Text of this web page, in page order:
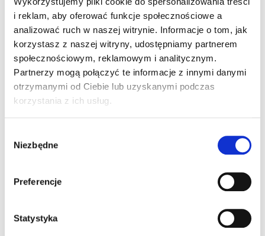
i reklam, aby oferować funkcje społecznościowe a
analizować ruch w naszej witrynie. Informacje o tom, jak
korzystasz z naszej witryny, udostępniamy partnerem
społecznościowym, reklamowym i analitycznym.
Partnerzy mogą połączyć te informacje z innymi danymi
otrzymanymi od Ciebie lub uzyskanymi podczas
korzystania z ich usług.
zgody
Niezbędne
Preferencje
Statystyka
Ella's Kitchen BIO RED
ONE Puree owocowe z
truskawką (90 g)
Ella's Kitchen BIO
YELLOW ONE Puree
Przekąska owocowa od ukończonego 6 miesiąca
Ekonomiczne opakowanie dziecięcych BIO saszetek